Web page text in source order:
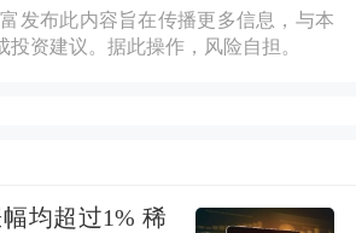
发布此内容旨在传播更多信息，与本
资建议。据此操作，风险自担。
均超过1% 稀